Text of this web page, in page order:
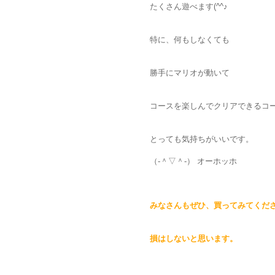
たくさん遊べます(^^♪
特に、何もしなくても
勝手にマリオが動いて
コースを楽しんでクリアできるコ
とっても気持ちがいいです。
（‐＾▽＾‐） オーホッホ
みなさんもぜひ、買ってみてくださ
損はしないと思います。